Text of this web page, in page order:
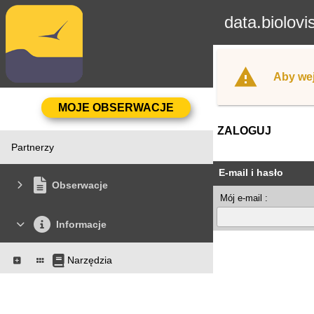
Partnerzy
Obserwacje
Informacje
Narzędzia
Aby
ZALOGUJ
E-mail i hasło
Mój e-mail :